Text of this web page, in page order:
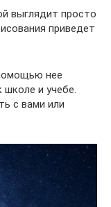
выглядит просто
приведет
нее
школе и учебе.
с вами или